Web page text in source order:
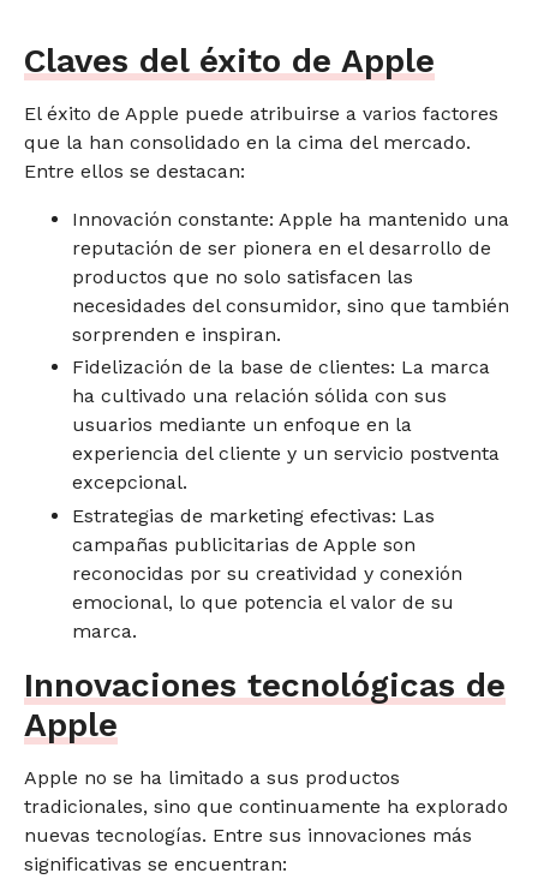
Claves del éxito de Apple
El éxito de Apple puede atribuirse a varios factores
que la han consolidado en la cima del mercado.
Entre ellos se destacan:
Innovación constante: Apple ha mantenido una
reputación de ser pionera en el desarrollo de
productos que no solo satisfacen las
necesidades del consumidor, sino que también
sorprenden e inspiran.
Fidelización de la base de clientes: La marca
ha cultivado una relación sólida con sus
usuarios mediante un enfoque en la
experiencia del cliente y un servicio postventa
excepcional.
Estrategias de marketing efectivas: Las
campañas publicitarias de Apple son
reconocidas por su creatividad y conexión
emocional, lo que potencia el valor de su
marca.
Innovaciones tecnológicas de
Apple
Apple no se ha limitado a sus productos
tradicionales, sino que continuamente ha explorado
nuevas tecnologías. Entre sus innovaciones más
significativas se encuentran: